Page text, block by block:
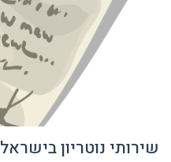
שירותי נוטריון בישראל